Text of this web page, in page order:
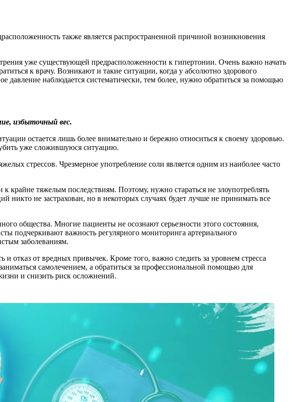
также является распространенной причиной возникновения
уже существующей предрасположенности к гипертонии. Очень важно начать
к врачу. Возникают и такие ситуации, когда у абсолютно здорового
наблюдается систематически, тем более, нужно обратиться за помощью
избыточный вес.
остается лишь более внимательно и бережно относиться к своему здоровью.
уже сложившуюся ситуацию.
стрессов. Чрезмерное употребление соли является одним из наиболее часто
крайне тяжелым последствиям. Поэтому, нужно стараться не злоупотреблять
не застрахован, но в некоторых случаях будет лучше не принимать все
общества. Многие пациенты не осознают серьезности этого состояния,
подчеркивают важность регулярного мониторинга артериального
заболеваниям.
отказ от вредных привычек. Кроме того, важно следить за уровнем стресса
самолечением, а обратиться за профессиональной помощью для
и снизить риск осложнений.